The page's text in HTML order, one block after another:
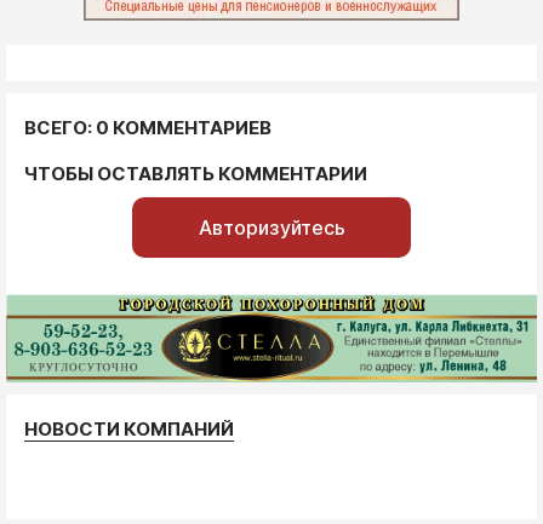
ВСЕГО: 0 КОММЕНТАРИЕВ
ЧТОБЫ ОСТАВЛЯТЬ КОММЕНТАРИИ
Авторизуйтесь
НОВОСТИ КОМПАНИЙ